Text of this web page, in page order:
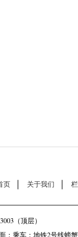
页 关于我们
（顶层）
；乘车：地铁2号线螃